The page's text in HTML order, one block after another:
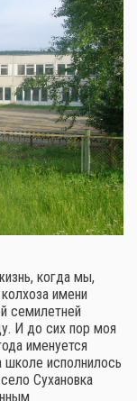
когда мы,
имени
семилетней
И до сих пор моя
именуется
школе исполнилось
Сухановка